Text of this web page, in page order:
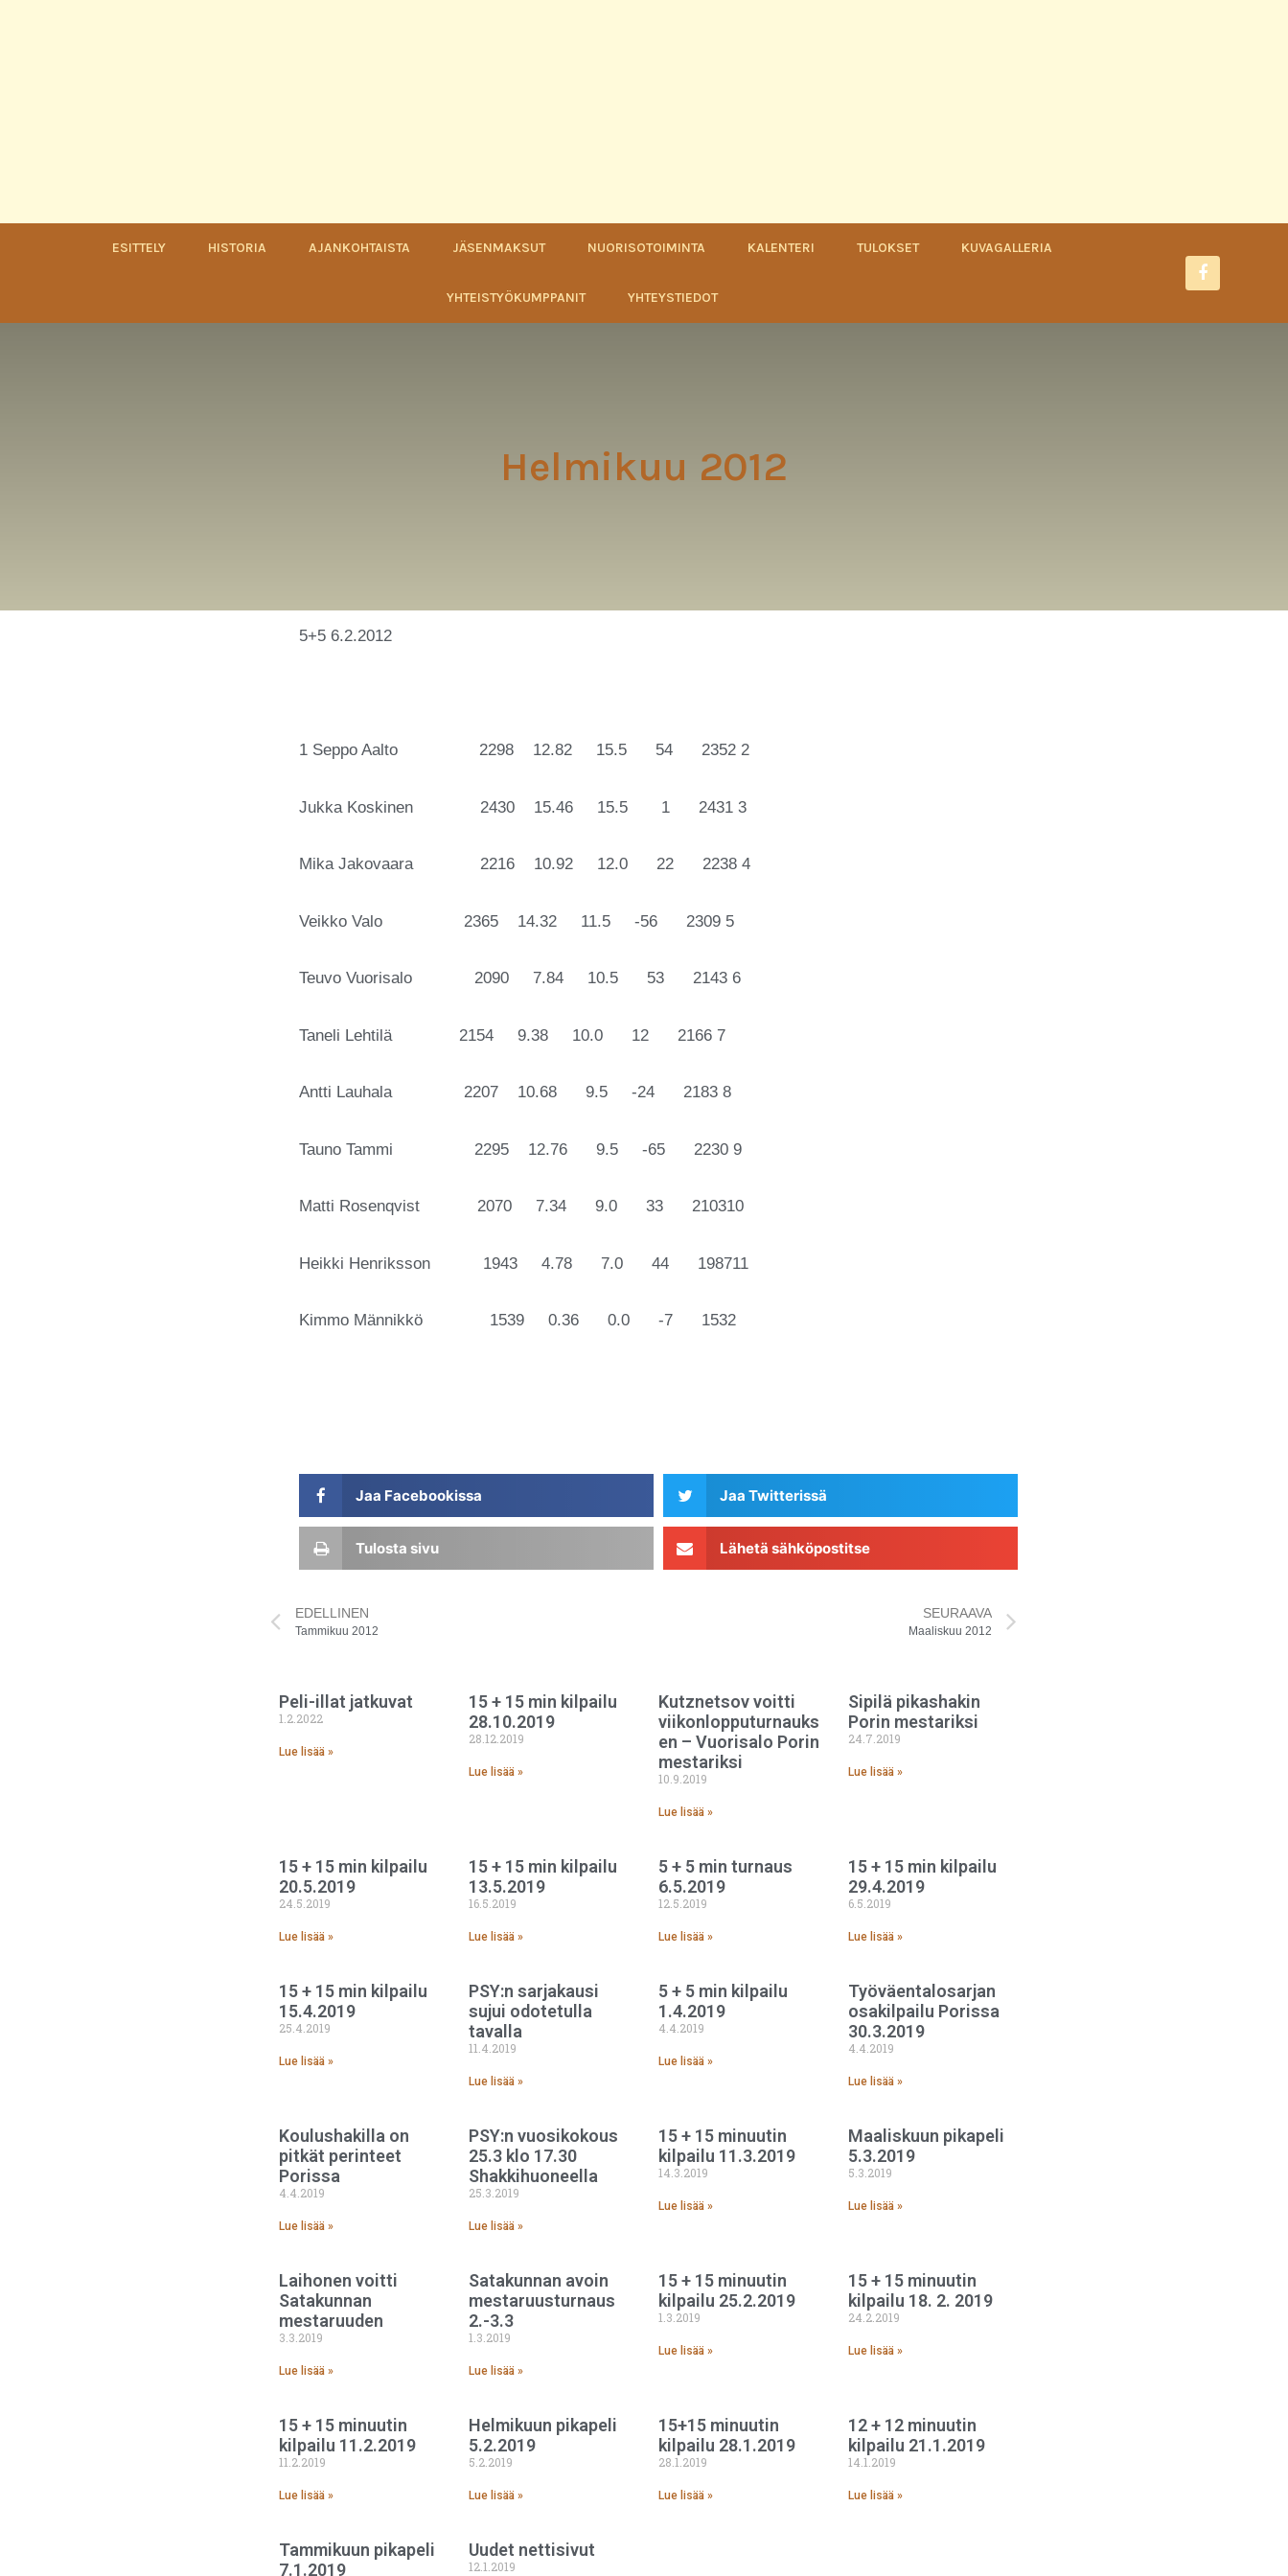
ESITTELY HISTORIA AJANKOHTAISTA JÄSENMAKSUT NUORISOTOIMINTA KALENTERI TULOKSET KUVAGALLERIA
YHTEISTYÖKUMPPANIT YHTEYSTIEDOT
Helmikuu 2012
5+5 6.2.2012
1 Seppo Aalto 2298 12.82 15.5 54 2352 2
Jukka Koskinen 2430 15.46 15.5 1 2431 3
Mika Jakovaara 2216 10.92 12.0 22 2238 4
Veikko Valo 2365 14.32 11.5 -56 2309 5
Teuvo Vuorisalo 2090 7.84 10.5 53 2143 6
Taneli Lehtilä 2154 9.38 10.0 12 2166 7
Antti Lauhala 2207 10.68 9.5 -24 2183 8
Tauno Tammi 2295 12.76 9.5 -65 2230 9
Matti Rosenqvist 2070 7.34 9.0 33 210310
Heikki Henriksson 1943 4.78 7.0 44 198711
Kimmo Männikkö 1539 0.36 0.0 -7 1532
Jaa Facebookissa Jaa Twitterissä
Tulosta sivu Lähetä sähköpostitse
EDELLINEN
Tammikuu 2012
SEURAAVA
Maaliskuu 2012
Peli-illat jatkuvat
1.2.2022
Lue lisää »
15 + 15 min kilpailu
28.10.2019
28.12.2019
Lue lisää »
Kutznetsov voitti
viikonlopputurnauks
en – Vuorisalo Porin
mestariksi
10.9.2019
Lue lisää »
Sipilä pikashakin
Porin mestariksi
24.7.2019
Lue lisää »
15 + 15 min kilpailu
20.5.2019
24.5.2019
Lue lisää »
15 + 15 min kilpailu
13.5.2019
16.5.2019
Lue lisää »
5 + 5 min turnaus
6.5.2019
12.5.2019
Lue lisää »
15 + 15 min kilpailu
29.4.2019
6.5.2019
Lue lisää »
15 + 15 min kilpailu
15.4.2019
25.4.2019
Lue lisää »
PSY:n sarjakausi
sujui odotetulla
tavalla
11.4.2019
Lue lisää »
5 + 5 min kilpailu
1.4.2019
4.4.2019
Lue lisää »
Työväentalosarjan
osakilpailu Porissa
30.3.2019
4.4.2019
Lue lisää »
Koulushakilla on
pitkät perinteet
Porissa
4.4.2019
Lue lisää »
PSY:n vuosikokous
25.3 klo 17.30
Shakkihuoneella
25.3.2019
Lue lisää »
15 + 15 minuutin
kilpailu 11.3.2019
14.3.2019
Lue lisää »
Maaliskuun pikapeli
5.3.2019
5.3.2019
Lue lisää »
Laihonen voitti
Satakunnan
mestaruuden
3.3.2019
Lue lisää »
Satakunnan avoin
mestaruusturnaus
2.-3.3
1.3.2019
Lue lisää »
15 + 15 minuutin
kilpailu 25.2.2019
1.3.2019
Lue lisää »
15 + 15 minuutin
kilpailu 18. 2. 2019
24.2.2019
Lue lisää »
15 + 15 minuutin
kilpailu 11.2.2019
11.2.2019
Lue lisää »
Helmikuun pikapeli
5.2.2019
5.2.2019
Lue lisää »
15+15 minuutin
kilpailu 28.1.2019
28.1.2019
Lue lisää »
12 + 12 minuutin
kilpailu 21.1.2019
14.1.2019
Lue lisää »
Tammikuun pikapeli
7.1.2019
Uudet nettisivut
12.1.2019